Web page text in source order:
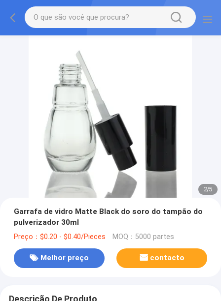
2/5
Garrafa de vidro Matte Black do soro do tampão do
pulverizador 30ml
Preço：$0.20 - $0.40/Pieces MOQ：5000 partes
Melhor preço contacto
Descrição De Produto